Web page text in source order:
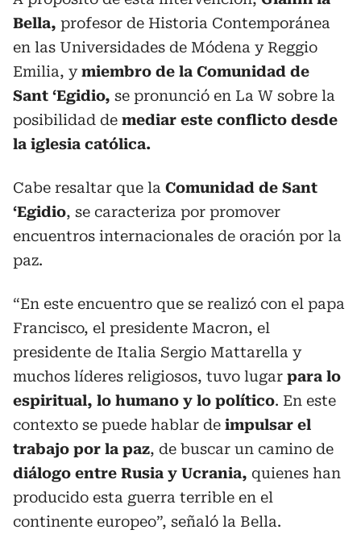
Bella, profesor de Historia Contemporánea
en las Universidades de Módena y Reggio
Emilia, ymiembro de la Comunidad de
Sant ‘Egidio, se pronunció en La W sobre la
posibilidad de mediar este conflicto desde
la iglesia católica.
Cabe resaltar que la Comunidad de Sant
‘Egidio, se caracteriza por promover
encuentros internacionales de oración por la
paz.
“En este encuentro que se realizó con el papa
Francisco, el presidente Macron, el
presidente de Italia Sergio Mattarella y
muchos líderes religiosos, tuvo lugar para lo
espiritual, lo humano y lo político. En este
contexto se puede hablar de impulsar el
trabajo por la paz, de buscar un camino de
diálogo entre Rusia y Ucrania, quienes han
producido esta guerra terrible en el
continente europeo”, señaló la Bella.